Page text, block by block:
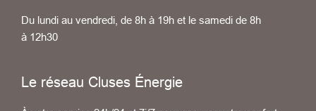
Du lundi au vendredi, de 8h à 19h et le samedi de 8h
à 12h30
Le réseau Cluses Énergie